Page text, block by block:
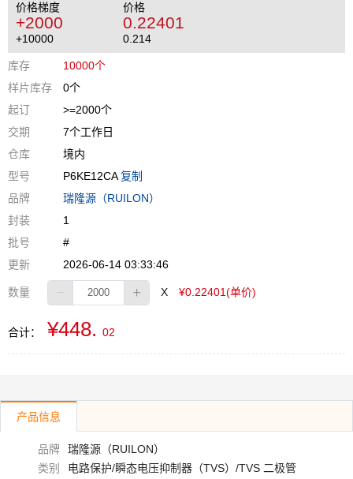
价格梯度 价格
+2000 0.22401
+10000 0.214
库存
10000个
样片库存
0个
起订
>=2000个
交期
7个工作日
仓库
境内
型号
P6KE12CA复制
品牌
瑞隆源（RUILON）
封装
1
批号
#
更新
2026-06-14 03:33:46
数量 X ¥0.22401(单价)
合计： ¥448. 02
产品信息
品牌
瑞隆源（RUILON）
类别
电路保护/瞬态电压抑制器（TVS）/TVS 二极管